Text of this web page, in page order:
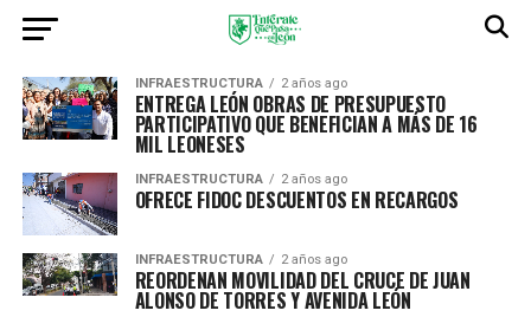
INFRAESTRUCTURA 2 años ago
ENTREGA LEÓN OBRAS DE PRESUPUESTO
PARTICIPATIVO QUE BENEFICIAN A MÁS DE 16
MIL LEONESES
INFRAESTRUCTURA 2 años ago
OFRECE FIDOC DESCUENTOS EN RECARGOS
INFRAESTRUCTURA 2 años ago
REORDENAN MOVILIDAD DEL CRUCE DE JUAN
ALONSO DE TORRES Y AVENIDA LEÓN